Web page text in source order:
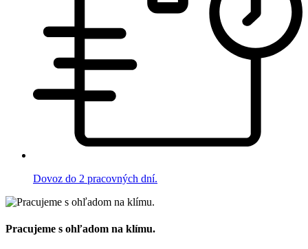
Dovoz do 2 pracovných dní.
Pracujeme s ohľadom na klímu.